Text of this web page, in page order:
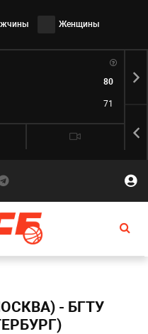
Женщины
80
71
- БГТУ